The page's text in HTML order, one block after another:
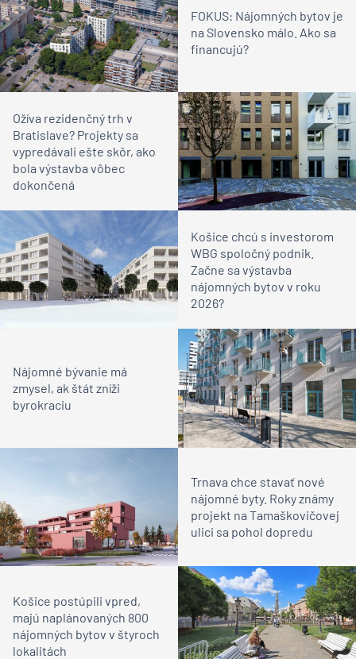
FOKUS: Nájomných bytov je
na Slovensko málo. Ako sa
financujú?
Ožíva rezidenčný trh v
Bratislave? Projekty sa
vypredávali ešte skôr, ako
bola výstavba vôbec
dokončená
Košice chcú s investorom
WBG spoločný podnik.
Začne sa výstavba
nájomných bytov v roku
2026?
Nájomné bývanie má
zmysel, ak štát zníži
byrokraciu
Trnava chce stavať nové
nájomné byty. Roky známy
projekt na Tamaškovičovej
ulici sa pohol dopredu
Košice postúpili vpred,
majú naplánovaných 800
nájomných bytov v štyroch
lokalitách